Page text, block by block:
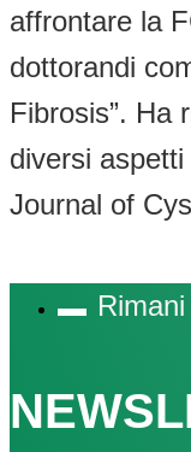
affrontare la
dottorandi
Fibrosis”. Ha
diversi
Journal of